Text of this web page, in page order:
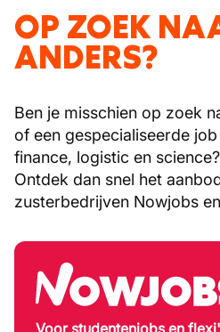
OP ZOEK
ANDERS?
Ben je misschien op zoek
of een gespecialiseerde
finance, logistic en science?
Ontdek dan snel het
zusterbedrijven Nowjobs
Voor studentenjobs en